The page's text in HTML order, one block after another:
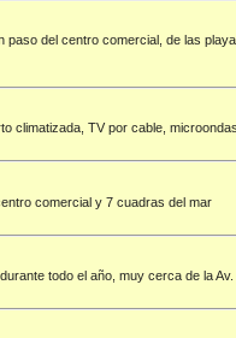
del centro comercial, de las
climatizada, TV por cable,
comercial y 7 cuadras del mar
todo el año, muy cerca de la